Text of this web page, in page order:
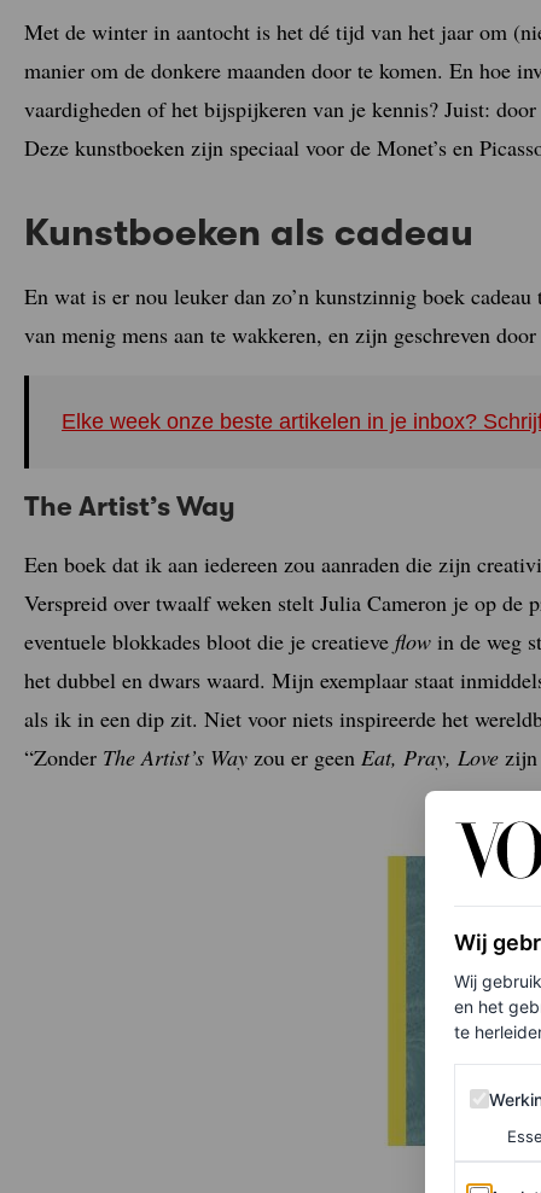
Met de winter in aantocht is het dé tijd van het jaar om
manier om de donkere maanden door te komen. En hoe
vaardigheden of het bijspijkeren van je kennis? Juist:
Deze kunstboeken zijn speciaal voor de Monet’s en
Kunstboeken als cadeau
En wat is er nou leuker dan zo’n kunstzinnig boek
van menig mens aan te wakkeren, en zijn geschreven
Elke week onze beste artikelen in je inbox?
The Artist’s Way
Een boek dat ik aan iedereen zou aanraden die zijn
Verspreid over twaalf weken stelt Julia Cameron je op de
eventuele blokkades bloot die je creatieve flow in de weg
het dubbel en dwars waard. Mijn exemplaar staat
als ik in een dip zit. Niet voor niets inspireerde het
“Zonder The Artist’s Way zou er geen Eat, Pray, Love zijn
Wij
Wij
en het
te
Werking
Analytics